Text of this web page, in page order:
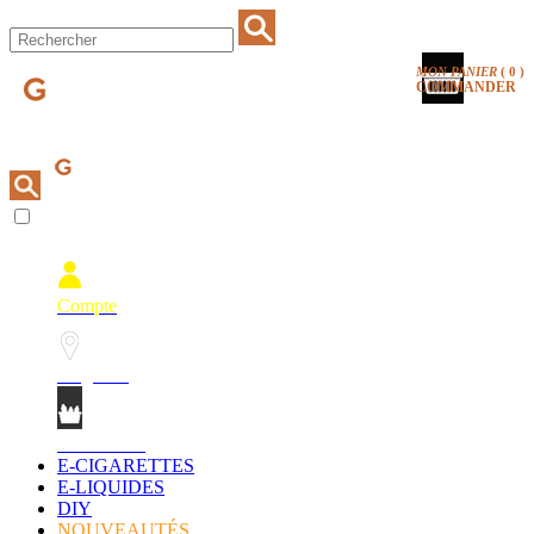
MON PANIER ( 0 )
COMMANDER
Compte
E-CIGARETTES
E-LIQUIDES
DIY
NOUVEAUTÉS